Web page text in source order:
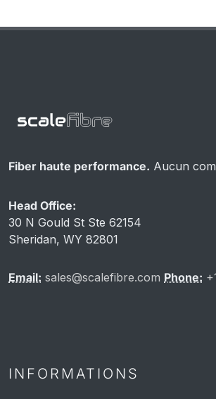
Fiber haute performance. Aucun
Head Office:
30 N Gould St Ste 62154
Sheridan, WY 82801
Email: sales@scalefibre.com Phone:
INFORMATIONS